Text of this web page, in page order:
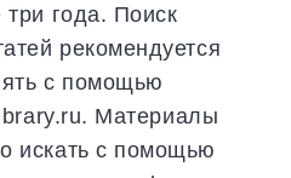
три года. Поиск
рекомендуется
с помощью
Материалы
искать с помощью